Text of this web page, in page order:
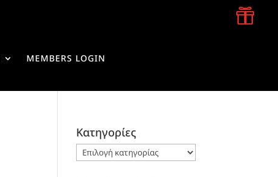

MEMBERS LOGIN
Kατηγορίες
Kατηγορίες